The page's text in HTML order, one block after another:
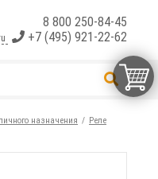
8 800 250-84-45
+7 (495) 921-22-62
назначения
Реле